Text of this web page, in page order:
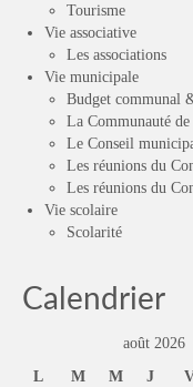
Tourisme
Vie associative
Les associations
Vie municipale
Budget communal
La Communauté de
Le Conseil
Les réunions du
Les réunions du
Vie scolaire
Scolarité
Calendrier
août 2026
L
M M J